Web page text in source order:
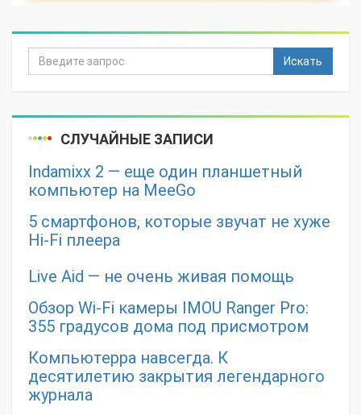
Искать
СЛУЧАЙНЫЕ ЗАПИСИ
Indamixx 2 — еще один планшетный
компьютер на MeeGo
5 смартфонов, которые звучат не хуже
Hi-Fi плеера
Live Aid — не очень живая помощь
Обзор Wi-Fi камеры IMOU Ranger Pro:
355 градусов дома под присмотром
Компьютерра навсегда. К
десятилетию закрытия легендарного
журнала